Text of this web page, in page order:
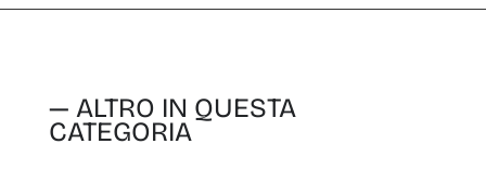
— ALTRO IN QUESTA
CATEGORIA